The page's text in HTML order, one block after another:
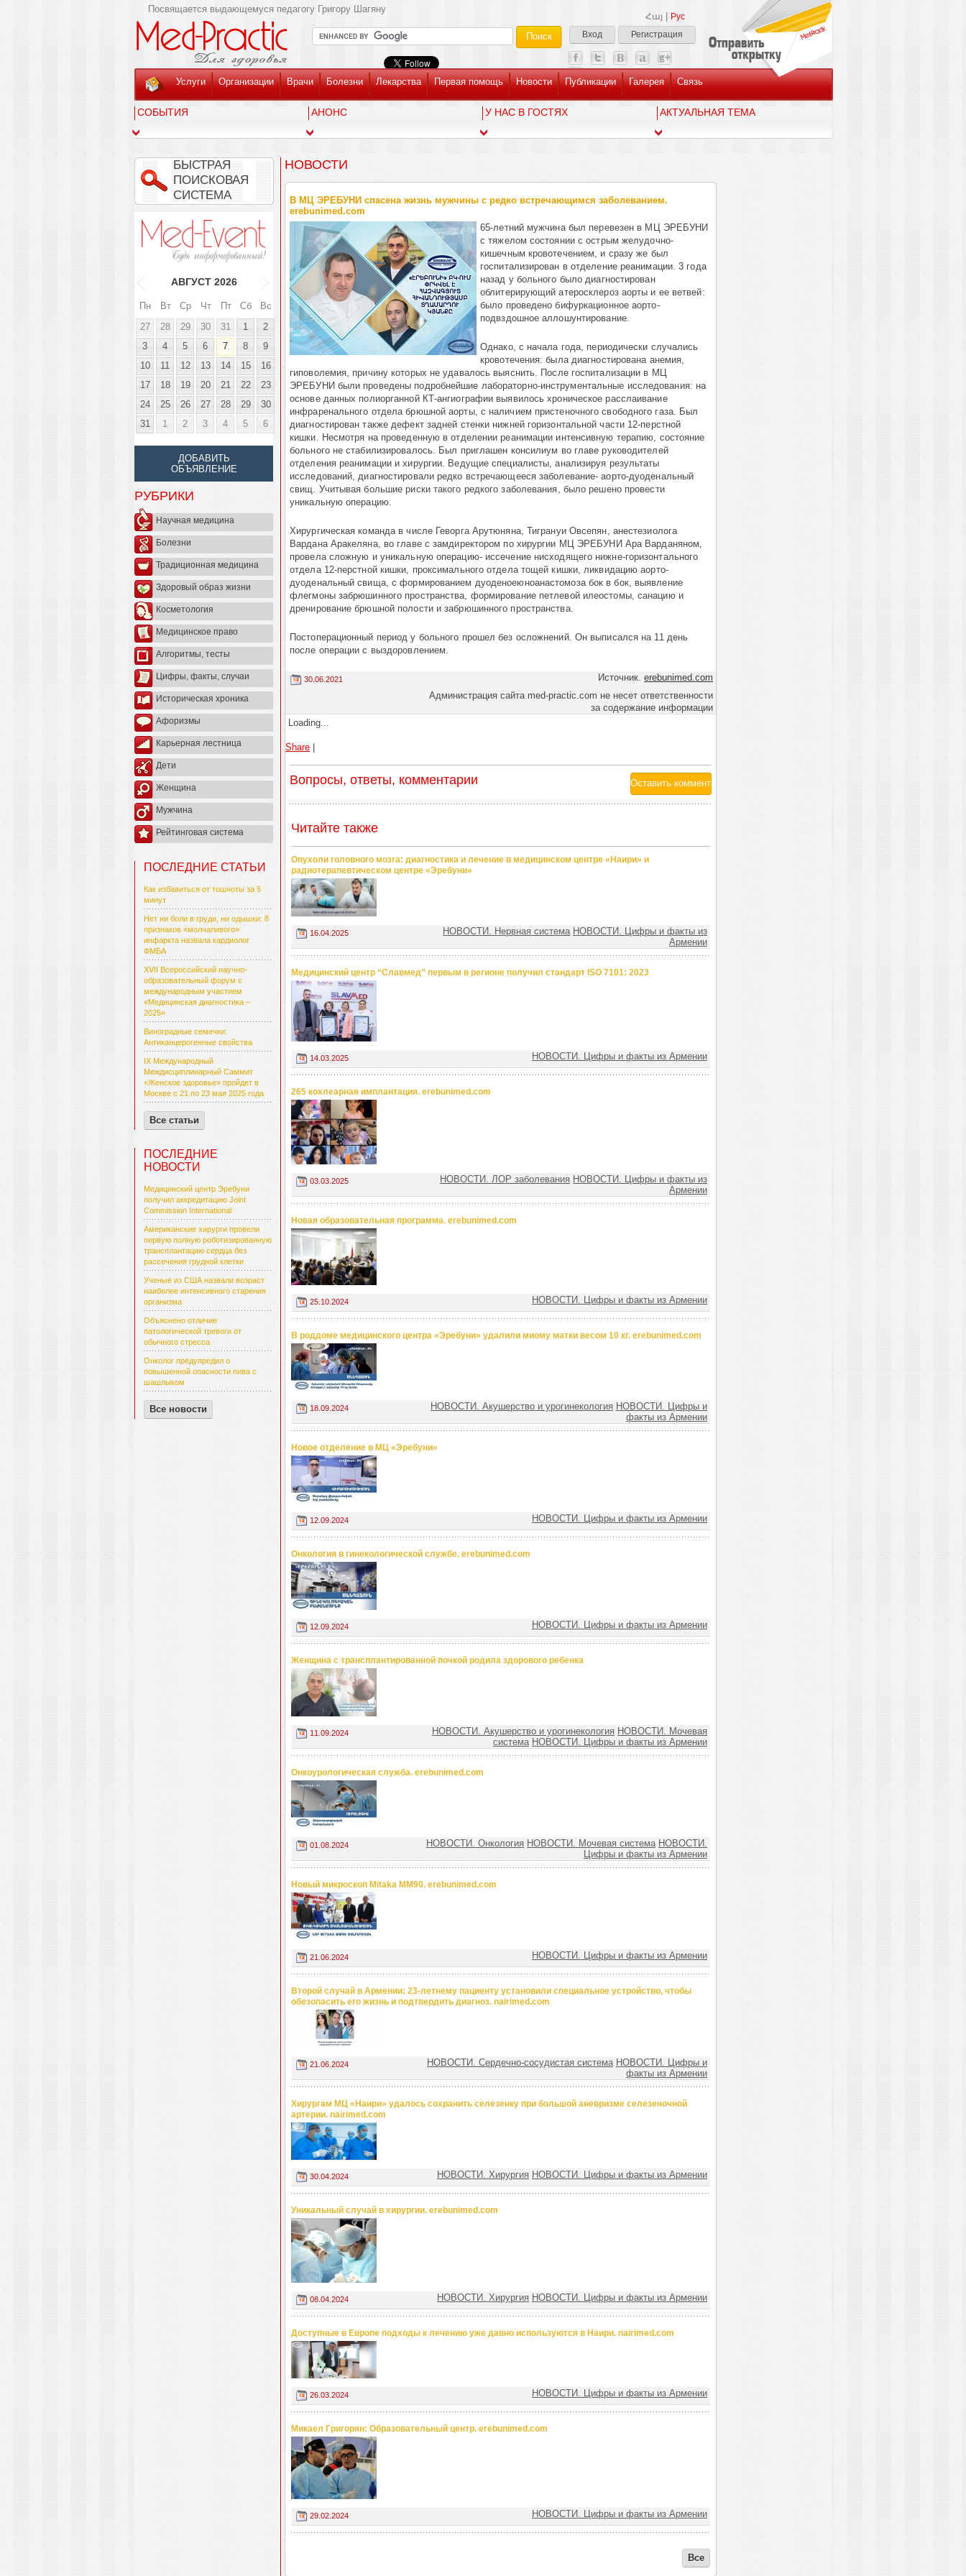
Հայ
Рус
Вход
Регистрация
Посвящается выдающемуся педагогу Григору Шагяну
Услуги Организации Врачи Болезни Лекарства Первая помощь Новости Публикации Галерея Связь
СОБЫТИЯ АНОНС У НАС В ГОСТЯХ AКТУАЛЬНАЯ ТЕМА
БЫСТРАЯ
ПОИСКОВАЯ
СИСТЕМА
АВГУСТ 2026
Пн Вт Ср Чт Пт Сб
Вс
27
28 29 30 31 1
2
3
4 5 6 7 8
9
10
11 12 13 14 15
16
17
18 19 20 21 22
23
24
25 26 27 28 29
30
31
1 2 3 4 5 6
ДОБАВИТЬ
ОБЪЯВЛЕНИЕ
РУБРИКИ
Научная медицина
Болезни
Традиционная медицина
Здоровый образ жизни
Косметология
Медицинское право
Алгоритмы, тесты
Цифры, факты, случаи
Историческая хроника
Афоризмы
Карьерная лестница
Дети
Женщина
Мужчина
Рейтинговая система
ПОСЛЕДНИЕ СТАТЬИ
Как избавиться от тошноты за 5
минут
Нет ни боли в груди, ни одышки: 8
признаков «молчаливого»
инфаркта назвала кардиолог
ФМБА
XVII Всероссийский научно-
образовательный форум с
международным участием
«Медицинская диагностика –
2025»
Виноградные семечки:
Антиканцерогенные свойства
IX Международный
Междисциплинарный Саммит
«Женское здоровье» пройдет в
Москве с 21 по 23 мая 2025 года
Все статьи
ПОСЛЕДНИЕ
НОВОСТИ
Медицинский центр Эребуни
получил аккредитацию Joint
Commission International
Американские хирурги провели
первую полную роботизированную
трансплантацию сердца без
рассечения грудной клетки
Ученые из США назвали возраст
наиболее интенсивного старения
организма
Объяснено отличие
патологической тревоги от
обычного стресса
Онколог предупредил о
повышенной опасности пива с
шашлыком
Все новости
НОВОСТИ
В МЦ ЭРЕБУНИ спасена жизнь мужчины с редко встречающимся заболеванием.
erebunimed.com
65-летний мужчина был перевезен в МЦ ЭРЕБУНИ
с тяжелом состоянии с острым желудочно-
кишечным кровотечением, и сразу же был
госпитализирован в отделение реанимации. 3 года
назад у больного было диагностирован
облитерирующий атеросклероз аорты и ее ветвей:
было проведено бифуркационное аорто-
подвздошное аллошунтирование.
Однако, с начала года, периодически случались
кровотечения: была диагностирована анемия,
гиповолемия, причину которых не удавалось выяснить. После госпитализации в МЦ
ЭРЕБУНИ были проведены подробнейшие лабораторно-инструментальные исследования: на
основе данных полиорганной КТ-ангиографии выявилось хроническое расслаивание
инфраренального отдела брюшной аорты, с наличием пристеночного свободного газа. Был
диагностирован также дефект задней стенки нижней горизонтальной части 12-перстной
кишки. Несмотря на проведенную в отделении реанимации интенсивную терапию, состояние
больного не стабилизировалось. Был приглашен консилиум во главе руководителей
отделения реанимации и хирургии. Ведущие специалисты, анализируя результаты
исследований, диагностировали редко встречающееся заболевание- аорто-дуоденальный
свищ. Учитывая большие риски такого редкого заболевания, было решено провести
уникальную операцию.
Хирургическая команда в числе Геворга Арутюняна, Тигрануи Овсепян, анестезиолога
Вардана Аракеляна, во главе с замдиректором по хирургии МЦ ЭРЕБУНИ Ара Варданяном,
провела сложную и уникальную операцию- иссечение нисходящего нижне-горизонтального
отдела 12-перстной кишки, проксимального отдела тощей кишки, ликвидацию аорто-
дуоденальный свища, с формированием дуоденоеюноанастомоза бок в бок, выявление
флегмоны забрюшинного пространства, формирование петлевой илеостомы, санацию и
дренирование брюшной полости и забрюшинного пространства.
Постоперационный период у больного прошел без осложнений. Он выписался на 11 день
после операции с выздоровлением.
30.06.2021 Источник. erebunimed.com
Администрация сайта med-practic.com не несет ответственности
за содержание информации
Loading...
Share
Вопросы, ответы, комментарии
Читайте также
Опухоли головного мозга: диагностика и лечение в медицинском центре «Наири» и
радиотерапевтическом центре «Эребуни»
16.04.2025 НОВОСТИ. Нервная система НОВОСТИ. Цифры и факты из
Армении
Медицинский центр “Славмед” первым в регионе получил стандарт ISO 7101: 2023
14.03.2025 НОВОСТИ. Цифры и факты из Армении
265 кохлеарная имплантация. erebunimed.com
03.03.2025 НОВОСТИ. ЛОР заболевания НОВОСТИ. Цифры и факты из
Армении
Новая образовательная программа. erebunimed.com
25.10.2024 НОВОСТИ. Цифры и факты из Армении
В роддоме медицинского центра «Эребуни» удалили миому матки весом 10 кг. erebunimed.com
18.09.2024 НОВОСТИ. Акушерство и урогинекология НОВОСТИ. Цифры и
факты из Армении
Новое отделение в МЦ «Эребуни»
12.09.2024 НОВОСТИ. Цифры и факты из Армении
Онкология в гинекологической службе. erebunimed.com
12.09.2024 НОВОСТИ. Цифры и факты из Армении
Женщина c трансплантированной почкой родила здорового ребенка
11.09.2024 НОВОСТИ. Акушерство и урогинекология НОВОСТИ. Мочевая
система НОВОСТИ. Цифры и факты из Армении
Онкоурологическая служба. erebunimed.com
01.08.2024 НОВОСТИ. Онкология НОВОСТИ. Мочевая система НОВОСТИ.
Цифры и факты из Армении
Новый микроскоп Mitaka ММ90. erebunimed.com
21.06.2024 НОВОСТИ. Цифры и факты из Армении
Второй случай в Армении: 23-летнему пациенту установили специальное устройство, чтобы
обезопасить его жизнь и подтвердить диагноз. nairimed.com
21.06.2024 НОВОСТИ. Сердечно-сосудистая система НОВОСТИ. Цифры и
факты из Армении
Хирургам МЦ «Наири» удалось сохранить селезенку при большой аневризме селезеночной
артерии. nairimed.com
30.04.2024 НОВОСТИ. Хирургия НОВОСТИ. Цифры и факты из Армении
Уникальный случай в хирургии. erebunimed.com
08.04.2024 НОВОСТИ. Хирургия НОВОСТИ. Цифры и факты из Армении
Доступные в Европе подходы к лечению уже давно используются в Наири. nairimed.com
26.03.2024 НОВОСТИ. Цифры и факты из Армении
Микаел Григорян: Образовательный центр. erebunimed.com
29.02.2024 НОВОСТИ. Цифры и факты из Армении
Все